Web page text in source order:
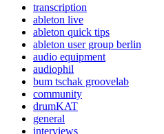
transcription
ableton live
ableton quick tips
ableton user group berlin
audio equipment
audiophil
bum tschak groovelab
community
drumKAT
general
interviews